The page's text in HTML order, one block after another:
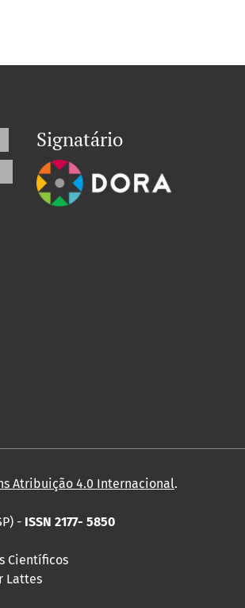
Signatário
Atribuição 4.0 Internacional.
- ISSN 2177- 5850
Científicos
Lattes